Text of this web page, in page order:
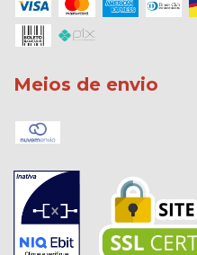
Meios de envio